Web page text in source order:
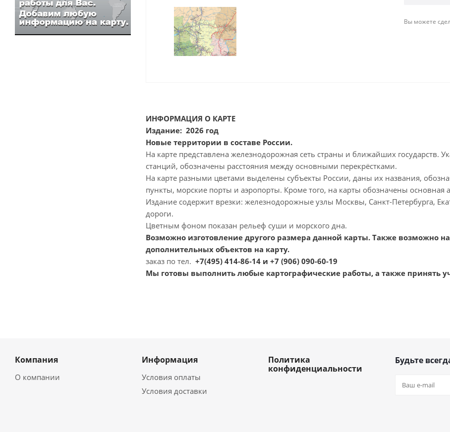
Вы можете
ИНФОРМАЦИЯ О КАРТЕ
Издание: 2026 год
Новые территории в составе России.
На карте представлена железнодорожная сеть страны и ближайших государств.
станций, обозначены расстояния между основными перекрёстками.
На карте разными цветами выделены субъекты России, даны их названия,
пункты, морские порты и аэропорты. Кроме того, на карты обозначены основная
Издание содержит врезки: железнодорожные узлы Москвы, Санкт-Петербурга,
дороги.
Цветным фоном показан рельеф суши и морского дна.
Возможно изготовление другого размера данной карты. Также возможно
дополнительных объектов на карту.
заказ по тел. +7(495) 414-86-14 и +7 (906) 090-60-19
Мы готовы выполнить любые картографические работы, а также принять
Компания
О компании
Информация
Условия оплаты
Условия доставки
Политика
конфиденциальности
Будьте